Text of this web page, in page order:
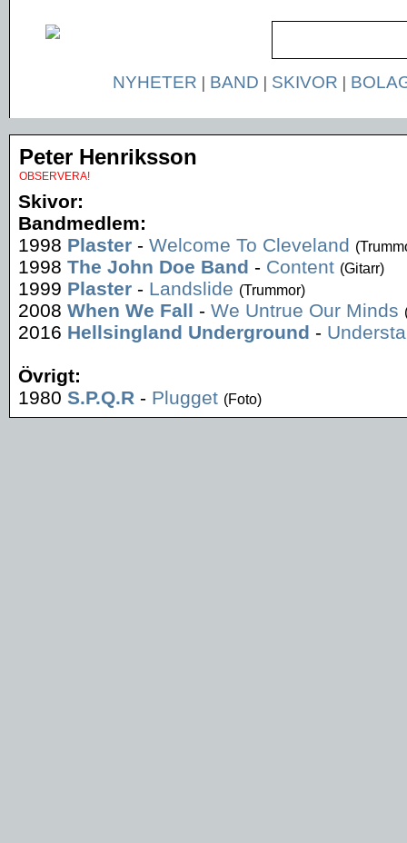
NYHETER | BAND | SKIVOR |
Peter Henriksson
OBSERVERA!
Skivor:
Bandmedlem:
1998 Plaster - Welcome To Cleveland
1998 The John Doe Band - Content (Gitarr)
1999 Plaster - Landslide (Trummor)
2008 When We Fall - We Untrue Our Minds
2016 Hellsingland Underground -
Övrigt:
1980 S.P.Q.R - Plugget (Foto)